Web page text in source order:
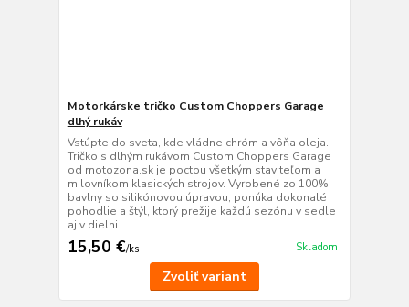
Motorkárske tričko Custom Choppers Garage
dlhý rukáv
Vstúpte do sveta, kde vládne chróm a vôňa oleja.
Tričko s dlhým rukávom Custom Choppers Garage
od motozona.sk je poctou všetkým staviteľom a
milovníkom klasických strojov. Vyrobené zo 100%
bavlny so silikónovou úpravou, ponúka dokonalé
pohodlie a štýl, ktorý prežije každú sezónu v sedle
aj v dielni.
15,50 €/ks Skladom
Zvoliť variant